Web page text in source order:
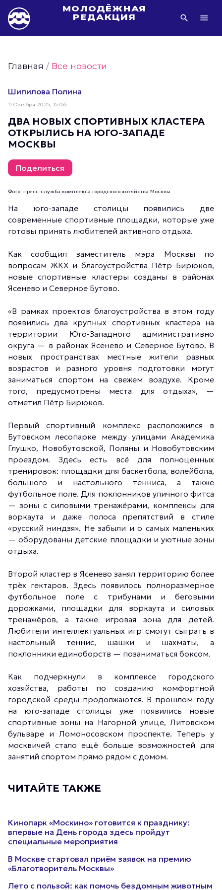
МОЛОДЁЖНАЯ
РЕДАКЦИЯ
Фото Молодёжи Москвы
Фотогалереи Молодёжи Москвы
Статьи Молодёжи Москвы
Молодёжь Москвы культурная
Молодёжь Москвы спортивная
Молодёжь Москвы в движении
Молодёжь Москвы здоровая
Молодёжь Москвы профессиональная
Молодёжь Москвы туристическая
Все новости
Главная /Все новости
Шипилова Полина
11 Октября 2025, 15:06
ДВА НОВЫХ СПОРТИВНЫХ КЛАСТЕРА
ОТКРЫЛИСЬ НА ЮГО-ЗАПАДЕ
МОСКВЫ
Поделиться
Фото: пресс-служба комплекса городского хозяйства Москвы
На юго-западе столицы появились две
современные спортивные площадки, которые уже
готовы принять любителей активного отдыха.
Как сообщил заместитель мэра Москвы по
вопросам ЖКХ и благоустройства Пётр Бирюков,
новые спортивные кластеры созданы в районах
Ясенево и Северное Бутово.
«В рамках проектов благоустройства в этом году
появились два крупных спортивных кластера на
территории Юго-Западного административно
округа — в районах Ясенево и Северное Бутово. В
новых пространствах местные жители разных
возрастов и разного уровня подготовки могут
заниматься спортом на свежем воздухе. Кроме
того, предусмотрены места для отдыха», —
отметил Пётр Бирюков.
Первый спортивный комплекс расположился в
Бутовском лесопарке между улицами Академика
Глушко, Новобутовской, Поляны и Новобутовским
проездом. Здесь есть всё для полноценных
тренировок: площадки для баскетбола, волейбола,
большого и настольного тенниса, а также
футбольное поле. Для поклонников уличного фитса
— зоны с силовыми тренажёрами, комплексы для
воркаута и даже полоса препятствий в стиле
«русский ниндзя». Не забыли и о самых маленьких
— оборудованы детские площадки и уютные зоны
отдыха.
Второй кластер в Ясенево занял территорию более
трёх гектаров. Здесь появилось полноразмерное
футбольное поле с трибунами и беговыми
дорожками, площадки для воркаута и силовых
тренажёров, а также игровая зона для детей.
Любители интеллектуальных игр смогут сыграть в
настольный теннис, шашки и шахматы, а
поклонники единоборств — позаниматься боксом.
Как подчеркнули в комплексе городского
хозяйства, работы по созданию комфортной
городской среды продолжаются. В прошлом году
на юго-западе столицы уже появились новые
спортивные зоны на Нагорной улице, Литовском
бульваре и Ломоносовском проспекте. Теперь у
москвичей стало ещё больше возможностей для
занятий спортом прямо рядом с домом.
ЧИТАЙТЕ ТАКЖЕ
Кинопарк «Москино» готовится к празднику:
впервые на День города здесь пройдут
специальные мероприятия
В Москве стартовал приём заявок на премию
«Благотворитель Москвы»
Лето с пользой: как помочь бездомным животным